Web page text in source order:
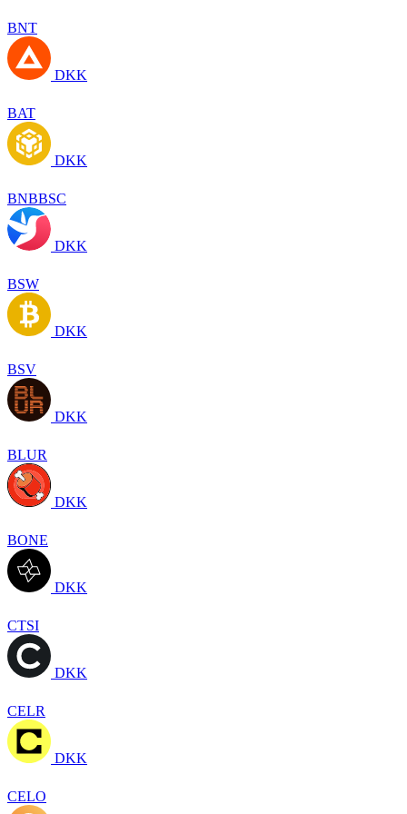
BNT
DKK
BAT
DKK
BNBBSC
DKK
BSW
DKK
BSV
DKK
BLUR
DKK
BONE
DKK
CTSI
DKK
CELR
DKK
CELO